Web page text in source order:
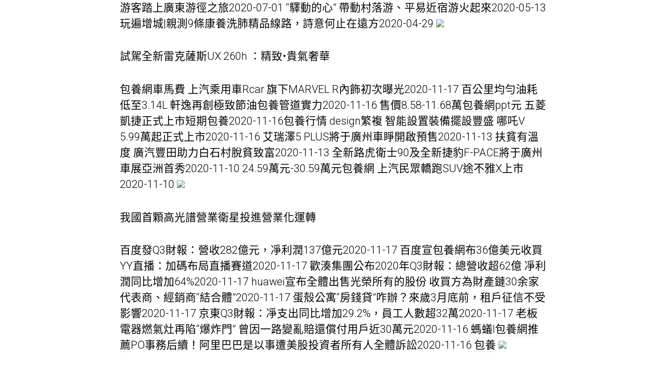
游客踏上廣東游徑之旅2020-07-01 “驛動的心” 帶動村落游、平易近宿游火起來2020-05-13
玩遍增城|親測9條康養洗肺精品線路，詩意何止在遠方2020-04-29
試駕全新雷克薩斯UX 260h ：精致•貴氣奢華
包養網車馬費 上汽乘用車Rcar 旗下MARVEL R內飾初次曝光2020-11-17 百公里均勻油耗
低至3.14L 軒逸再創極致節油包養管道實力2020-11-16 售價8.58-11.68萬包養網ppt元 五菱
凱捷正式上市短期包養2020-11-16包養行情 design繁複 智能設置裝備擺設豐盛 哪吒V
5.99萬起正式上市2020-11-16 艾瑞澤5 PLUS將于廣州車睜開啟預售2020-11-13 扶貧有溫
度 廣汽豐田助力白石村脫貧致富2020-11-13 全新路虎衛士90及全新捷豹F-PACE將于廣州
車展亞洲首秀2020-11-10 24.59萬元-30.59萬元包養網
上汽民眾轎跑SUV途不雅X上市
2020-11-10
我國首顆高光譜營業衛星投進營業化運轉
百度發Q3財報：營收282億元，凈利潤137億元2020-11-17 百度宣包養網布36億美元收買
YY直播：加碼布局直播賽道2020-11-17 歡湊集團公布2020年Q3財報：總營收超62億 凈利
潤同比增加64%2020-11-17 huawei宣布全體出售光榮所有的股份 收買方為財產鏈30余家
代表商、經銷商“結合體”2020-11-17 蛋殼公寓“房錢貸”咋辦？來歲3月底前，租戶征信不受
影響2020-11-17 京東Q3財報：凈支出同比增加29.2%，員工人數超32萬2020-11-17 老板
電器燃氣灶再陷“爆炸門” 曾因一路變亂賠還償付用戶近30萬元2020-11-16 螞蟻I包養網推
薦PO事務后續！阿里巴巴是以事遭美股投資者所有人全體訴訟2020-11-16 包養